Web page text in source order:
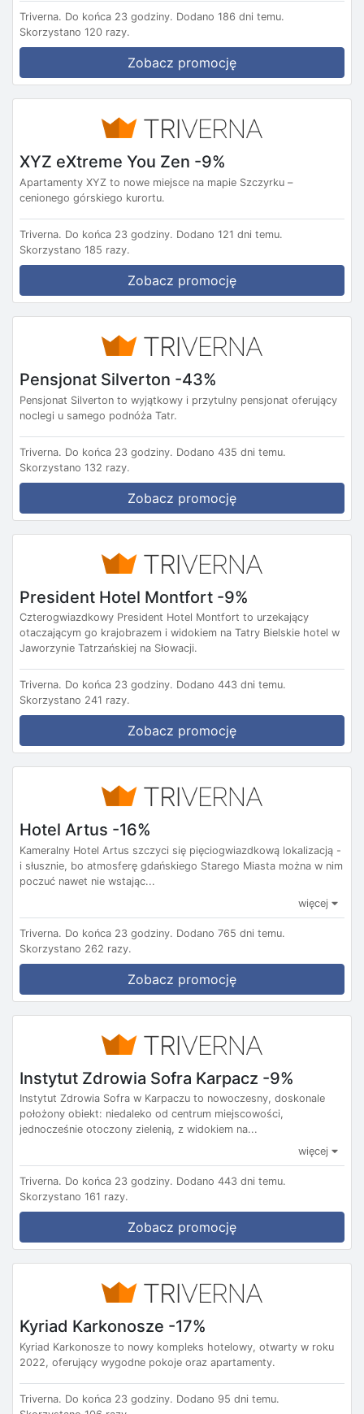
Triverna. Do końca 23 godziny. Dodano 186 dni temu.
Skorzystano 120 razy.
Zobacz promocję
XYZ eXtreme You Zen -9%
Apartamenty XYZ to nowe miejsce na mapie Szczyrku –
cenionego górskiego kurortu.
Triverna. Do końca 23 godziny. Dodano 121 dni temu.
Skorzystano 185 razy.
Zobacz promocję
Pensjonat Silverton -43%
Pensjonat Silverton to wyjątkowy i przytulny pensjonat oferujący
noclegi u samego podnóża Tatr.
Triverna. Do końca 23 godziny. Dodano 435 dni temu.
Skorzystano 132 razy.
Zobacz promocję
President Hotel Montfort -9%
Czterogwiazdkowy President Hotel Montfort to urzekający
otaczającym go krajobrazem i widokiem na Tatry Bielskie hotel w
Jaworzynie Tatrzańskiej na Słowacji.
Triverna. Do końca 23 godziny. Dodano 443 dni temu.
Skorzystano 241 razy.
Zobacz promocję
Hotel Artus -16%
Kameralny Hotel Artus szczyci się pięciogwiazdkową lokalizacją -
i słusznie, bo atmosferę gdańskiego Starego Miasta można w nim
poczuć nawet nie wstając...
więcej
Triverna. Do końca 23 godziny. Dodano 765 dni temu.
Skorzystano 262 razy.
Zobacz promocję
Instytut Zdrowia Sofra Karpacz -9%
Instytut Zdrowia Sofra w Karpaczu to nowoczesny, doskonale
położony obiekt: niedaleko od centrum miejscowości,
jednocześnie otoczony zielenią, z widokiem na...
więcej
Triverna. Do końca 23 godziny. Dodano 443 dni temu.
Skorzystano 161 razy.
Zobacz promocję
Kyriad Karkonosze -17%
Kyriad Karkonosze to nowy kompleks hotelowy, otwarty w roku
2022, oferujący wygodne pokoje oraz apartamenty.
Triverna. Do końca 23 godziny. Dodano 95 dni temu.